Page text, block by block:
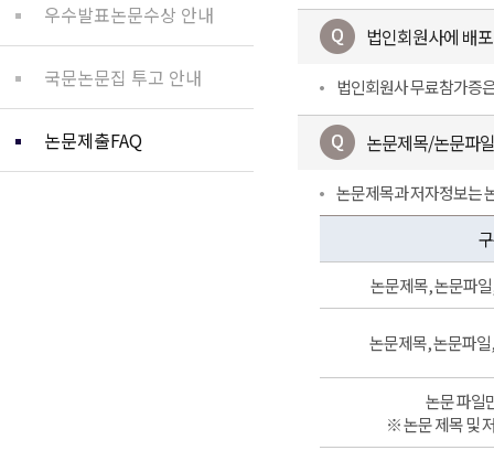
우수발표논문수상 안내
국문논문집 투고 안내
논문제출FAQ
법인회원사에 배
법인회원사 무료참가증
논문제목/논문파
논문제목과 저자정보는
논문제목, 논문파
논문제목, 논문파
논문 파일
※ 논문 제목 및